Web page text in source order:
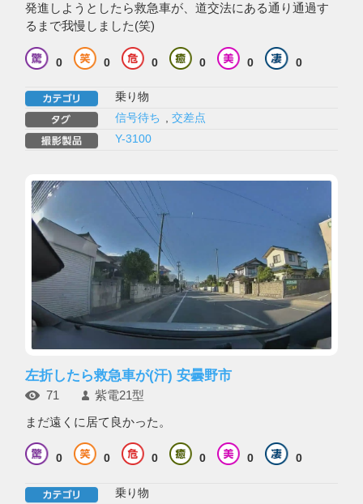
発進しようとしたら救急車が、道交法にある通り通過す
るまで我慢しました(笑)
0 0 0 0 0 0
乗り物
信号待ち
交差点
Y-3100
左折したら救急車が(汗) 安曇野市
71 紫電21型
まだ遠くに居て良かった。
0 0 0 0 0 0
乗り物